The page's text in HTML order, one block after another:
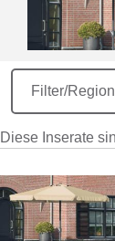
Filter/
Diese Inserate